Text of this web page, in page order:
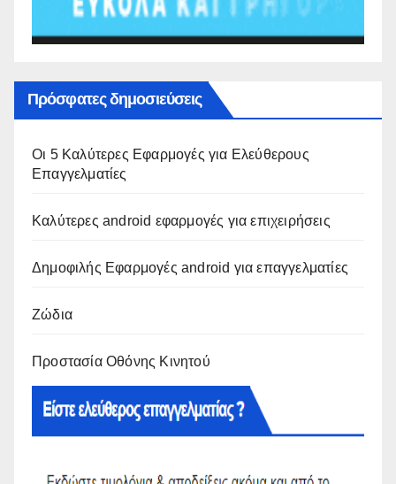
Πρόσφατες δημοσιεύσεις
Οι 5 Καλύτερες Εφαρμογές για Ελεύθερους
Επαγγελματίες
Καλύτερες android εφαρμογές για επιχειρήσεις
Δημοφιλής Εφαρμογές android για επαγγελματίες
Ζώδια
Προστασία Οθόνης Κινητού